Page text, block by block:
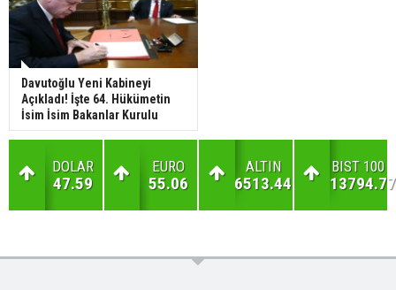
Davutoğlu Yeni Kabineyi
Açıkladı! İşte 64. Hükümetin
İsim İsim Bakanlar Kurulu
DOLAR
47.59
EURO
55.06
ALTIN
6513.44
BIST 100
13794.77